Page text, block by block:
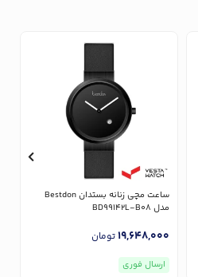
ساعت مچی زنانه بستدان Bestdon
مدل BD99142L-B08
19,648,000تومان
ارسال فوری